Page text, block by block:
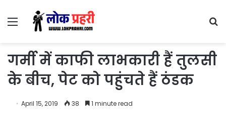
Menu
गर्मी में काफी लाभकारी हैं तुलसी
के बीच, पेट को पहुंचते हैं ठंडक
April 15, 2019 38 1 minute read